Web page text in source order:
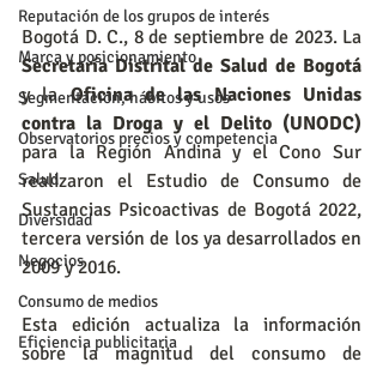
Reputación de los grupos de interés
Marca y posicionamiento
Segmentación, hábitos y usos
Observatorios precios y competencia
Salud
Diversidad
Negocios
Consumo de medios
Eficiencia publicitaria
Secretaría Distrital de Salud de Bogotá
y la Oficina de las Naciones Unidas
contra la Droga y el Delito (UNODC)
para la Región Andina y el Cono Sur
realizaron el Estudio de Consumo de
Sustancias Psicoactivas de Bogotá 2022,
tercera versión de los ya desarrollados en
2009 y 2016.
Esta edición actualiza la información
sobre la magnitud del consumo de